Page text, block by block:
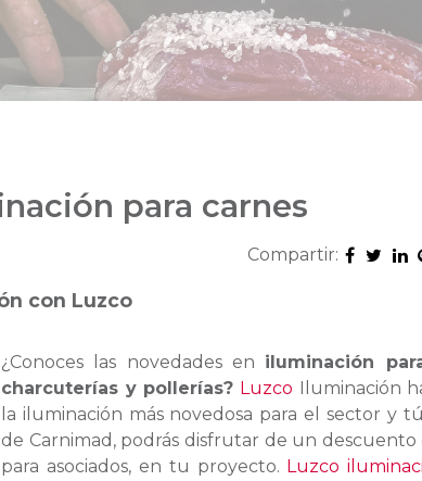
para carnes
Compartir:
con Luzco
¿Conoces las novedades en iluminación
charcuterías y pollerías? Luzco Iluminación
la iluminación más novedosa para el sector y
de Carnimad, podrás disfrutar de un descuento
para asociados, en tu proyecto. Luzco